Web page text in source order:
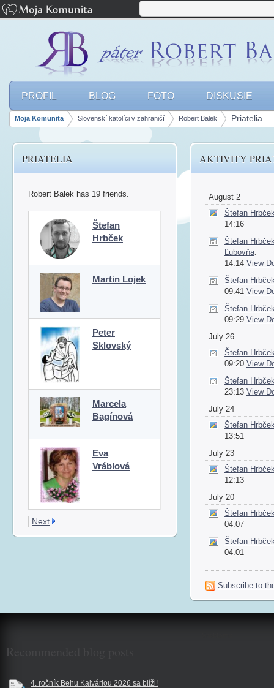
PROFIL BLOG FOTO DISKUSIE
Breadcrumbs
Moja Komunita Slovenskí katolíci v zahraničí Robert Balek Priatelia
PRIATELIA
Robert Balek has 19 friends.
Štefan
Hrbček
Martin Lojek
Peter
Sklovský
Marcela
Bagínová
Eva
Vráblová
Next
AKTIVITY
August 2
Štefan
14:16
Štefan
Ľubovňa
14:14 View
Štefan
09:41 View
Štefan
09:29 View
July 26
Štefan
09:20 View
Štefan
23:13 View
July 24
Štefan
13:51
July 23
Štefan
12:13
July 20
Štefan
04:07
Štefan
04:01
Subscribe to
Recommended blog posts
4. ročník Behu Kalváriou 2026 sa blíži!